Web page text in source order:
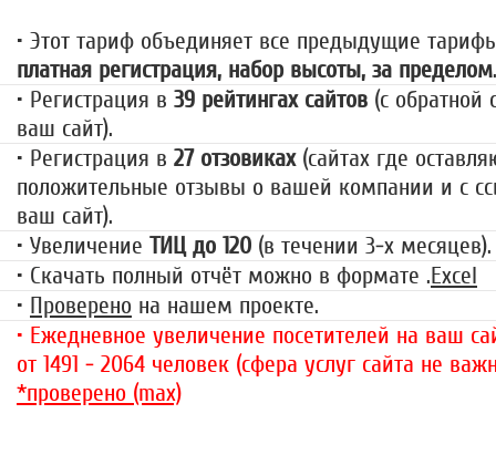
• Этот тариф объединяет все предыдущие
платная регистрация, набор высоты, за пределом.
• Регистрация в 39 рейтингах сайтов (с обратной
ваш сайт).
• Регистрация в 27 отзовиках(сайтах где
положительные отзывы о вашей компании и с
ваш сайт).
• Увеличение ТИЦ до 120 (в течении 3-х месяцев).
• Скачать полный отчёт можно в формате .Excel
• Проверено на нашем проекте.
• Ежедневное увеличение посетителей на ваш
от 1491 - 2064 человек (сфера услуг сайта не
*проверено (max)